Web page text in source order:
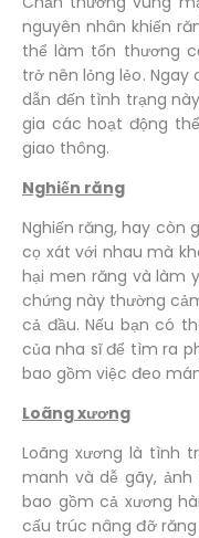
nguyên nhân khiến
thể làm tổn thương
trở nên lỏng lẻo.
dẫn đến tình trạng
gia các hoạt động
giao thông.
Nghiến răng
Nghiến răng, hay còn
cọ xát với nhau mà
hại men răng và làm
chứng này thường
cả đầu. Nếu bạn có
của nha sĩ để tìm ra
bao gồm việc đeo
Loãng xương
Loãng xương là tình
manh và dễ gãy,
bao gồm cả xương
cấu trúc nâng đỡ